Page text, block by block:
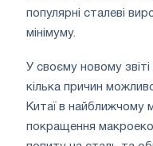
популярні сталеві
мінімуму.
У своєму новому
кілька причин
Китаї в найближчому
покращення